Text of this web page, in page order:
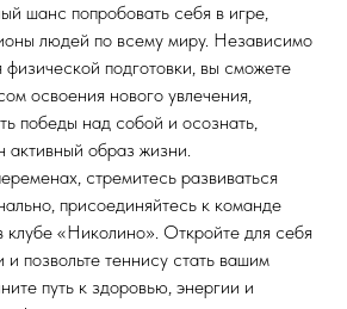
шанс попробовать себя в игре,
людей по всему миру. Независимо
физической подготовки, вы сможете
освоения нового увлечения,
победы над собой и осознать,
активный образ жизни.
стремитесь развиваться
присоединяйтесь к команде
клубе «Николино». Откройте для себя
позвольте теннису стать вашим
путь к здоровью, энергии и